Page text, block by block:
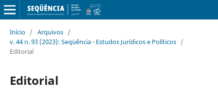
Início / Arquivos /
v. 44 n. 93 (2023): Seqüência - Estudos Jurídicos e Políticos /
Editorial
Editorial